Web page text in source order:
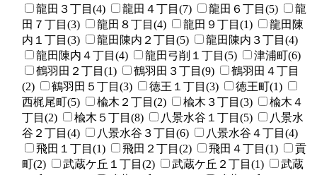
龍田３丁目(4)
龍田４丁目(7) 龍田６丁目(5)
龍
田７丁目(3)
龍田８丁目(4) 龍田９丁目(1)
龍田陳
内１丁目(3)
龍田陳内２丁目(5)
龍田陳内３丁目(4)
龍田陳内４丁目(4)
龍田弓削１丁目(5)
津浦町(6)
鶴羽田２丁目(1)
鶴羽田３丁目(9)
鶴羽田４丁目
(2)
鶴羽田５丁目(3) 徳王１丁目(3)
徳王町(1)
西梶尾町(5)
楡木２丁目(2) 楡木３丁目(3)
楡木４
丁目(2)
楡木５丁目(8) 八景水谷１丁目(5)
八景水
谷２丁目(4)
八景水谷３丁目(6)
八景水谷４丁目(4)
飛田１丁目(1)
飛田２丁目(2) 飛田４丁目(1)
貢
町(2)
武蔵ケ丘１丁目(2) 武蔵ケ丘２丁目(1)
武蔵